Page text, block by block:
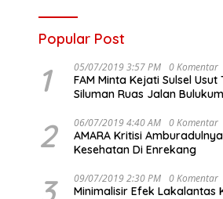
Popular Post
1 05/07/2019 3:57 PM 0 Komentar
FAM Minta Kejati Sulsel Usut
Siluman Ruas Jalan
2 06/07/2019 4:40 AM 0 Komentar
AMARA Kritisi
Kesehatan Di Enrekang
09/07/2019 2:30 PM 0 Komentar
Minimalisir Efek Lakalantas